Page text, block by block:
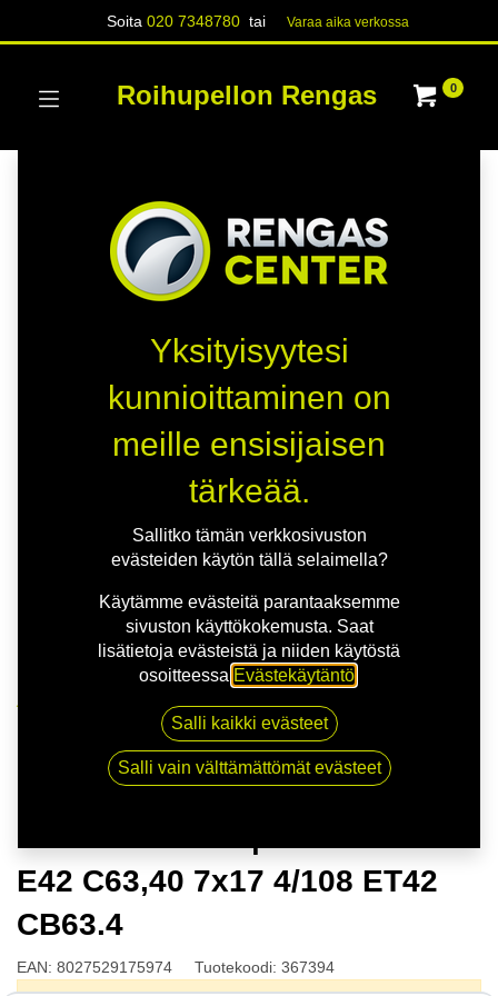
Soita020 7348780 tai Varaa aika verk​​​​ossa
Roihupellon Rengas 0
MSW 85 G.BLK | 7X17 4-108 E42 C63,40 7x17 4/108
ET42 CB63.4
E42 C63,40 7x17 4/108 ET42
CB63.4
EAN: 8027529175974 Tuotekoodi: 367394
Yksityisyytesi
kunnioittaminen on
meille ensisijaisen
tärkeää.
Sallitko tämän verkkosivuston
evästeiden käytön tällä selaimella?
Käytämme evästeitä parantaaksemme
sivuston käyttökokemusta. Saat
lisätietoja evästeistä ja niiden käytöstä
osoitteessa Evästekäytäntö
Salli kaikki evästeet
Salli vain välttämättömät evästeet